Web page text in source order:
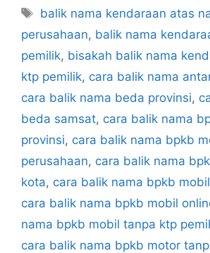
Tags
balik nama kendaraan atas
perusahaan, balik nama
pemilik, bisakah balik nama
ktp pemilik, cara balik nama
cara balik nama beda provinsi,
beda samsat, cara balik nama
provinsi, cara balik nama bpkb
perusahaan, cara balik nama
kota, cara balik nama bpkb
cara balik nama bpkb mobil
nama bpkb mobil tanpa ktp
cara balik nama bpkb motor